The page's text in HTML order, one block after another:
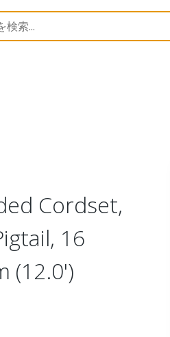
130006 1300060232
Cordset,
16
(12.0')